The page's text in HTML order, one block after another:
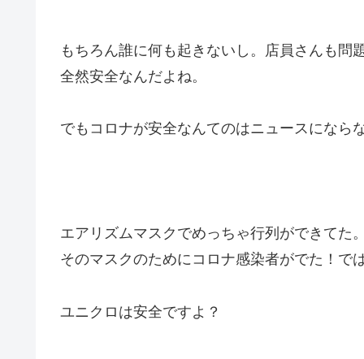
もちろん誰に何も起きないし。店員さんも問
全然安全なんだよね。
でもコロナが安全なんてのはニュースになら
エアリズムマスクでめっちゃ行列ができてた
そのマスクのためにコロナ感染者がでた！で
ユニクロは安全ですよ？